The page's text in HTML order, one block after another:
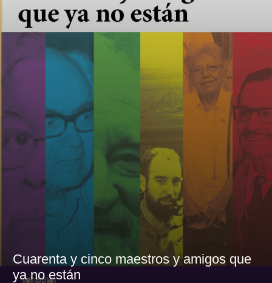
Cuarenta y cinco maestros y amigos que
ya no están